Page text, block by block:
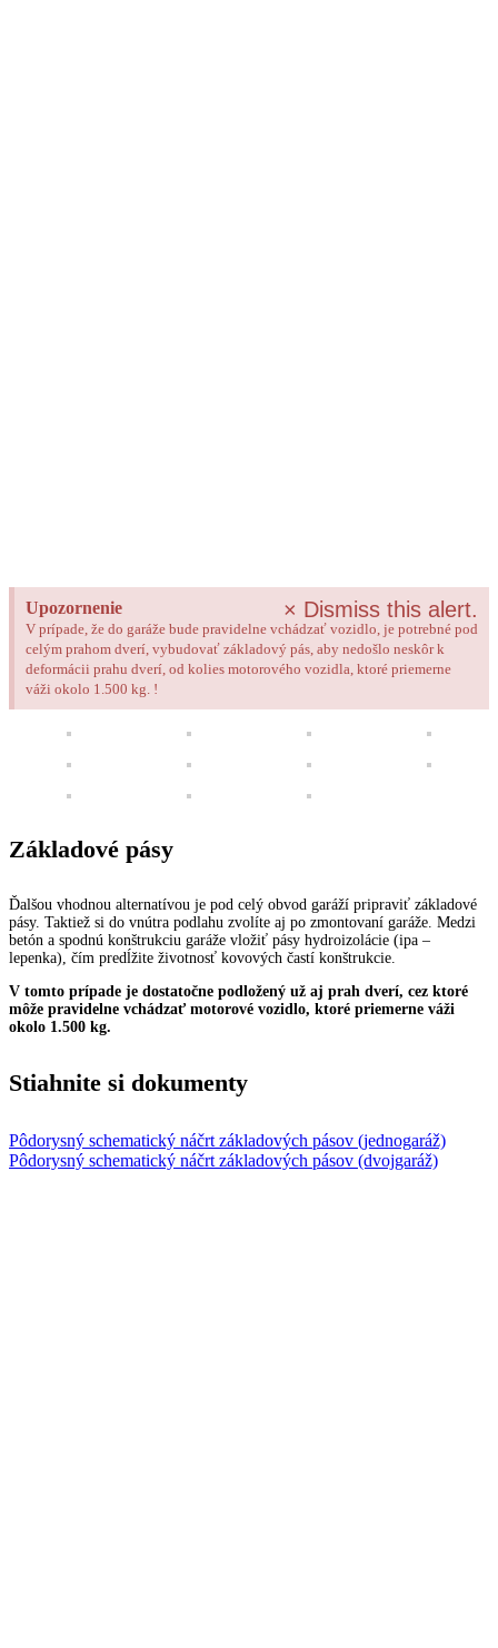
Upozornenie
V prípade, že do garáže bude pravidelne vchádzať vozidlo, je potrebné pod
celým prahom dverí, vybudovať základový pás, aby nedošlo neskôr k
deformácii prahu dverí, od kolies motorového vozidla, ktoré priemerne
váži okolo 1.500 kg. !
× Dismiss this alert.
Základové pásy
Ďalšou vhodnou alternatívou je pod celý obvod garáží pripraviť základové
pásy. Taktiež si do vnútra podlahu zvolíte aj po zmontovaní garáže. Medzi
betón a spodnú konštrukciu garáže vložiť pásy hydroizolácie (ipa –
lepenka), čím predĺžite životnosť kovových častí konštrukcie.
V tomto prípade je dostatočne podložený už aj prah dverí, cez ktoré
môže pravidelne vchádzať motorové vozidlo, ktoré priemerne váži
okolo 1.500 kg.
Stiahnite si dokumenty
Pôdorysný schematický náčrt základových pásov (jednogaráž)
Pôdorysný schematický náčrt základových pásov (dvojgaráž)